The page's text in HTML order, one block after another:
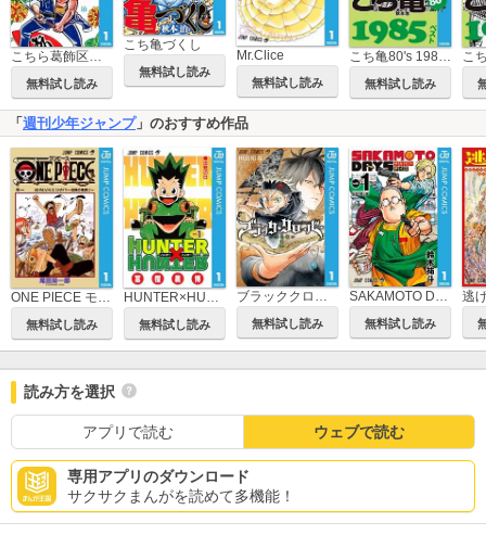
こちら葛飾区亀有公園前派出所
無料試し読み
こち亀づくし
無料試し読み
Mr.Clice
無料試し読み
こち亀80's 1985ベスト
無料試し読み
「 週刊少年ジャンプ」のおすすめ作品
無料試し読み 無料試し読み
ブラッククローバー
無料試し読み
SAKAMOTO DAYS
無料試し読み
逃
読み方を選択
アプリで読む ウェブで読む
専用アプリのダウンロード
サクサクまんがを読めて多機能！